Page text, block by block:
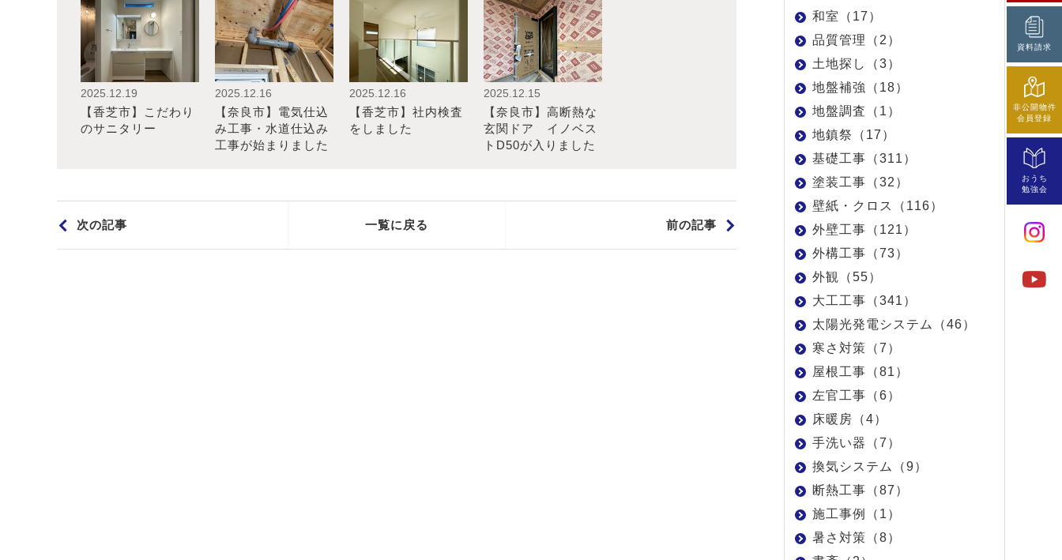
資料請求
非公開物件
会員登録
おうち
勉強会
2025.12.19
【香芝市】こだわり
のサニタリー
2025.12.16
【奈良市】電気仕込
み工事・水道仕込み
工事が始まりました
2025.12.16
【香芝市】社内検査
をしました
2025.12.15
【奈良市】高断熱な
玄関ドア イノベス
トD50が入りました
次の記事 前の記事
一覧に戻る
和室（17）
品質管理（2）
土地探し（3）
地盤補強（18）
地盤調査（1）
地鎮祭（17）
基礎工事（311）
塗装工事（32）
壁紙・クロス（116）
外壁工事（121）
外構工事（73）
外観（55）
大工工事（341）
太陽光発電システム（46）
寒さ対策（7）
屋根工事（81）
左官工事（6）
床暖房（4）
手洗い器（7）
換気システム（9）
断熱工事（87）
施工事例（1）
暑さ対策（8）